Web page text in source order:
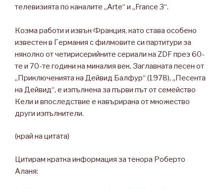
телевизията по каналите „Arte“ и „France 3“.
Козма работи и извън Франция, като става особено
известен в Германия с филмовите си партитури за
няколко от четирисерийните сериали на ZDF през 60-
те и 70-те години на миналия век. Заглавната песен от
„Приключенията на Дейвид Балфур“ (1978), „Песента
на Дейвид“, е изпълнена за първи път от семейство
Кели и впоследствие е кавърирана от множество
други изпълнители.
(край на цитата)
Цитирам кратка информация за тенора Роберто
Аланя: